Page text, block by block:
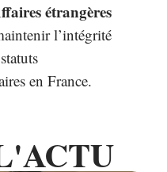
étrangères
l’intégrité
en France.